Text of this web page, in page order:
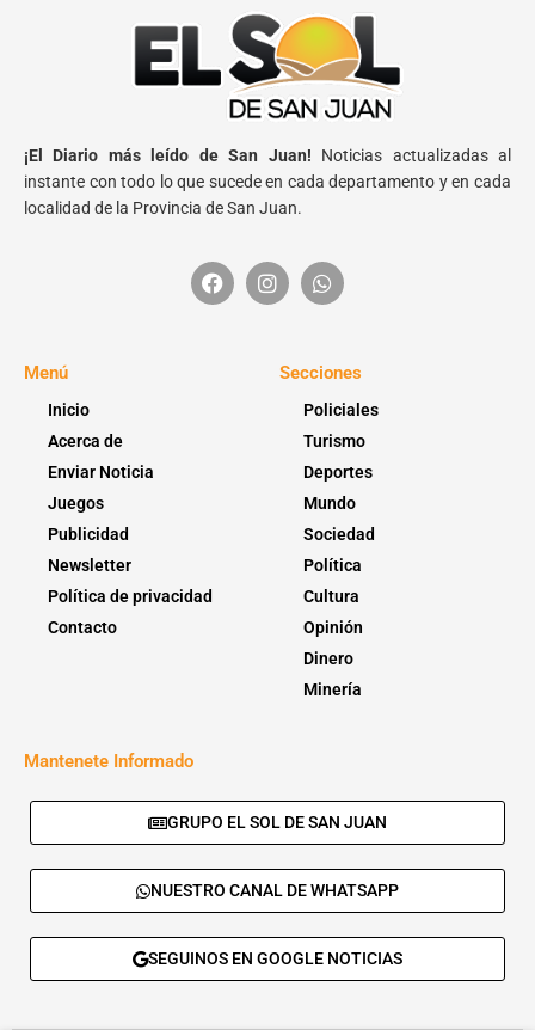
¡El Diario más leído de San Juan! Noticias actualizadas al
instante con todo lo que sucede en cada departamento y en cada
localidad de la Provincia de San Juan.
Menú
Inicio
Acerca de
Enviar Noticia
Juegos
Publicidad
Newsletter
Política de privacidad
Contacto
Secciones
Policiales
Turismo
Deportes
Mundo
Sociedad
Política
Cultura
Opinión
Dinero
Minería
Mantenete Informado
GRUPO EL SOL DE SAN JUAN
NUESTRO CANAL DE WHATSAPP
SEGUINOS EN GOOGLE NOTICIAS